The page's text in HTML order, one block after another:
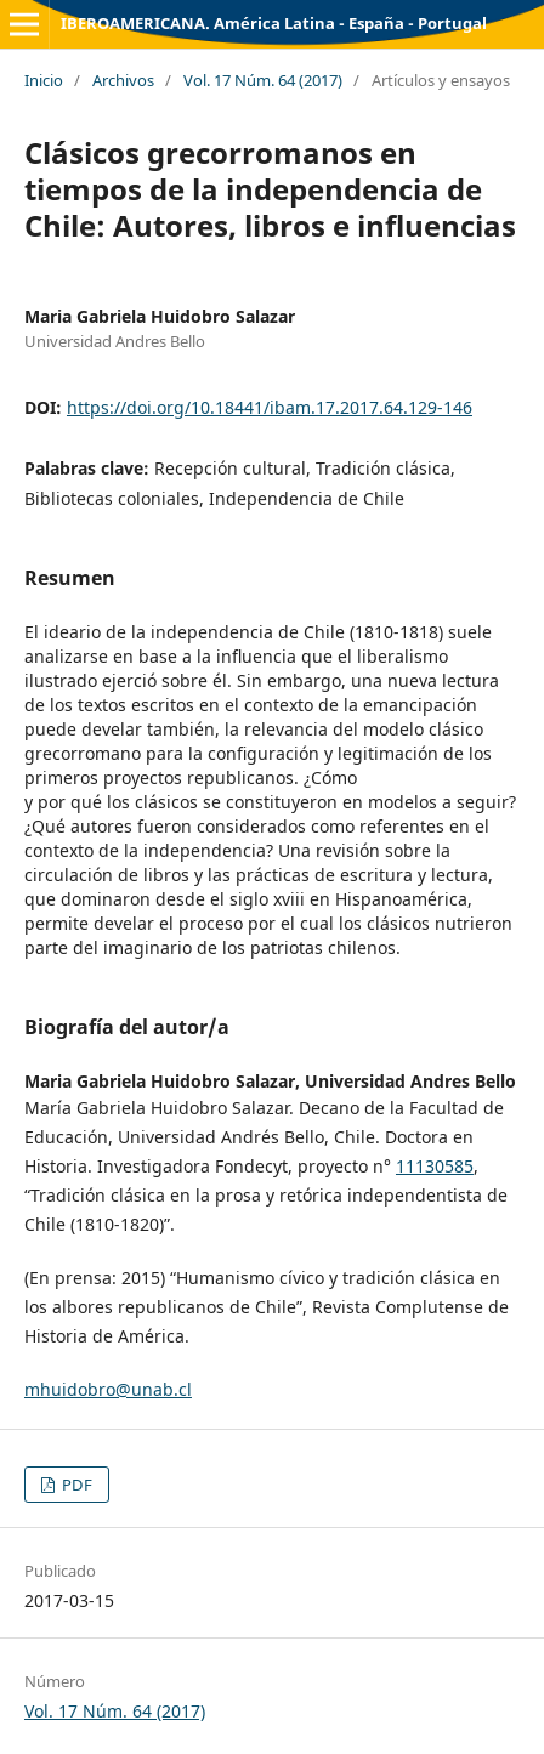
IBEROAMERICANA. América Latina - España - Portugal
Inicio / Archivos / Vol. 17 Núm. 64 (2017) / Artículos y ensayos
Clásicos grecorromanos en
tiempos de la independencia de
Chile: Autores, libros e influencias
Maria Gabriela Huidobro Salazar
Universidad Andres Bello
DOI: https://doi.org/10.18441/ibam.17.2017.64.129-146
Palabras clave: Recepción cultural, Tradición clásica,
Bibliotecas coloniales, Independencia de Chile
Resumen
El ideario de la independencia de Chile (1810-1818) suele
analizarse en base a la influencia que el liberalismo
ilustrado ejerció sobre él. Sin embargo, una nueva lectura
de los textos escritos en el contexto de la emancipación
puede develar también, la relevancia del modelo clásico
grecorromano para la configuración y legitimación de los
primeros proyectos republicanos. ¿Cómo
y por qué los clásicos se constituyeron en modelos a seguir?
¿Qué autores fueron considerados como referentes en el
contexto de la independencia? Una revisión sobre la
circulación de libros y las prácticas de escritura y lectura,
que dominaron desde el siglo xviii en Hispanoamérica,
permite develar el proceso por el cual los clásicos nutrieron
parte del imaginario de los patriotas chilenos.
Biografía del autor/a
Maria Gabriela Huidobro Salazar, Universidad Andres Bello
María Gabriela Huidobro Salazar. Decano de la Facultad de
Educación, Universidad Andrés Bello, Chile. Doctora en
Historia. Investigadora Fondecyt, proyecto n° 11130585,
“Tradición clásica en la prosa y retórica independentista de
Chile (1810-1820)”.
(En prensa: 2015) “Humanismo cívico y tradición clásica en
los albores republicanos de Chile”, Revista Complutense de
Historia de América.
mhuidobro@unab.cl
PDF
Publicado
2017-03-15
Número
Vol. 17 Núm. 64 (2017)